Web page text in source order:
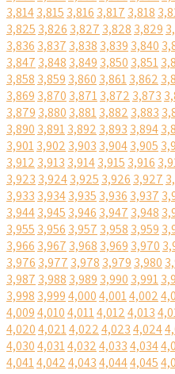
3,8143,815 3,816 3,817 3,818
3,825 3,826 3,827 3,828 3,829
3,836 3,837 3,838 3,839 3,840
3,847 3,848 3,849 3,850 3,851
3,858 3,859 3,860 3,8613,862
3,869 3,870 3,8713,872 3,873
3,879 3,880 3,8813,882 3,883
3,890 3,8913,892 3,893 3,894
3,9013,902 3,903 3,9043,905
3,912 3,913 3,9143,915 3,916
3,923 3,9243,925 3,926 3,927
3,933 3,9343,935 3,936 3,937
3,9443,945 3,946 3,947 3,948
3,955 3,956 3,957 3,958 3,959
3,966 3,967 3,968 3,969 3,970
3,976 3,977 3,978 3,979 3,980
3,987 3,988 3,989 3,990 3,991
3,998 3,9994,0004,0014,002
4,0094,0104,0114,0124,013
4,0204,0214,0224,0234,024
4,0304,0314,0324,0334,034
4,0414,0424,0434,0444,045